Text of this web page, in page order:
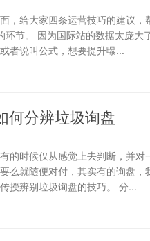
，给大家四条运营技巧的建议
节。 因为国际站的数据太庞大
者说叫公式，想要提升曝...
何分辨垃圾询盘
的时候仅从感觉上去判断，并对
么就随便对付，其实有的询盘，
授辨别垃圾询盘的技巧。 分...